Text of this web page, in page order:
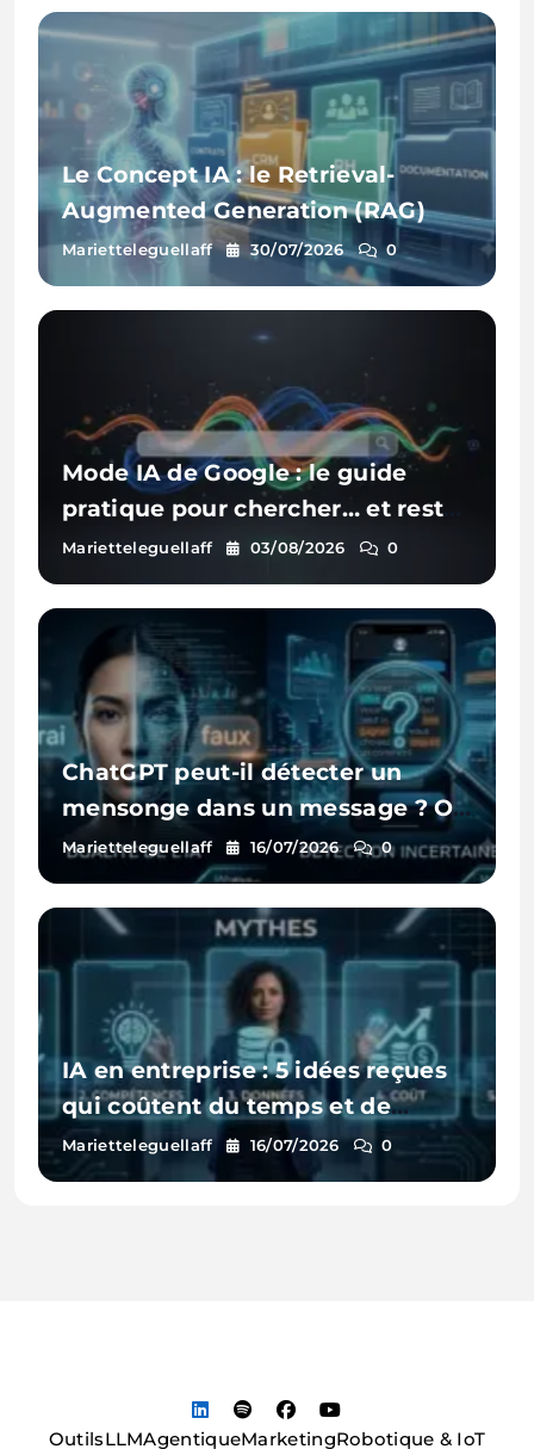
Le Concept IA : le Retrieval-
Augmented Generation (RAG)
Marietteleguellaff 30/07/2026 0
Mode IA de Google : le guide
pratique pour chercher… et rester
visible
Marietteleguellaff 03/08/2026 0
ChatGPT peut-il détecter un
mensonge dans un message ? On
a testé
Marietteleguellaff 16/07/2026 0
IA en entreprise : 5 idées reçues
qui coûtent du temps et de
l’argent
Marietteleguellaff 16/07/2026 0
OutilsLLMAgentiqueMarketingRobotique & IoT